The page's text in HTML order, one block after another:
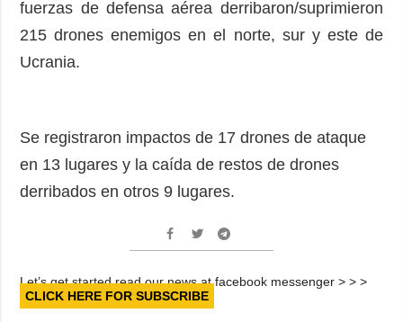
fuerzas de defensa aérea derribaron/suprimieron
215 drones enemigos en el norte, sur y este de
Ucrania.
Se registraron impactos de 17 drones de ataque
en 13 lugares y la caída de restos de drones
derribados en otros 9 lugares.
Let’s get started read our news at facebook messenger > > >
CLICK HERE FOR SUBSCRIBE